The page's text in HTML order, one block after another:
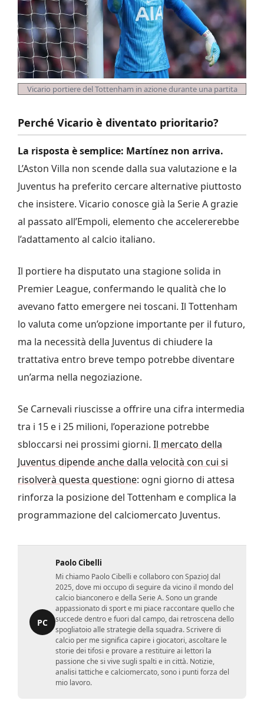
Vicario portiere del Tottenham in azione durante una partita
Perché Vicario è diventato prioritario?
La risposta è semplice: Martínez non arriva.
L’Aston Villa non scende dalla sua valutazione e la
Juventus ha preferito cercare alternative piuttosto
che insistere. Vicario conosce già la Serie A grazie
al passato all’Empoli, elemento che accelererebbe
l’adattamento al calcio italiano.
Il portiere ha disputato una stagione solida in
Premier League, confermando le qualità che lo
avevano fatto emergere nei toscani. Il Tottenham
lo valuta come un’opzione importante per il futuro,
ma la necessità della Juventus di chiudere la
trattativa entro breve tempo potrebbe diventare
un’arma nella negoziazione.
Se Carnevali riuscisse a offrire una cifra intermedia
tra i 15 e i 25 milioni, l’operazione potrebbe
sbloccarsi nei prossimi giorni. Il mercato della
Juventus dipende anche dalla velocità con cui si
risolverà questa questione: ogni giorno di attesa
rinforza la posizione del Tottenham e complica la
programmazione del calciomercato Juventus.
PC
Paolo Cibelli
Mi chiamo Paolo Cibelli e collaboro con SpazioJ dal
2025, dove mi occupo di seguire da vicino il mondo del
calcio bianconero e della Serie A. Sono un grande
appassionato di sport e mi piace raccontare quello che
succede dentro e fuori dal campo, dai retroscena dello
spogliatoio alle strategie della squadra. Scrivere di
calcio per me significa capire i giocatori, ascoltare le
storie dei tifosi e provare a restituire ai lettori la
passione che si vive sugli spalti e in città. Notizie,
analisi tattiche e calciomercato, sono i punti forza del
mio lavoro.